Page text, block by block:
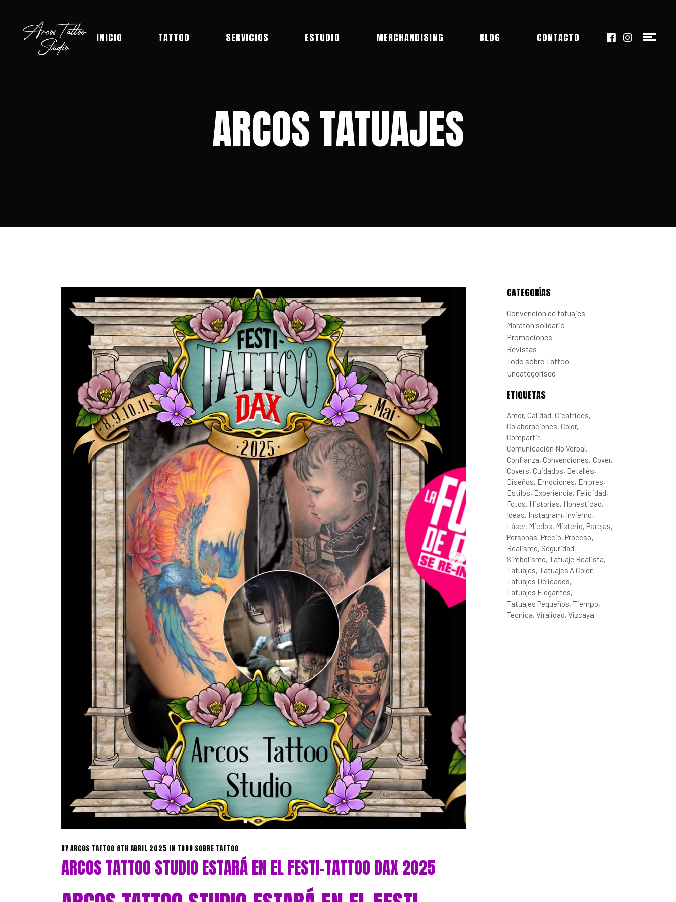
INICIO TATTOO SERVICIOS ESTUDIO MERCHANDISING BLOG CONTACTO
ARCOS TATUAJES
BYARCOS TATTOO 8TH ABRIL 2025 IN TODO SOBRE TATTOO
ARCOS TATTOO STUDIO ESTARÁ EN EL FESTI-TATTOO DAX 2025
CATEGORÍAS
Convención de tatuajes
Maratón solidario
Promociones
Revistas
Todo sobre Tattoo
Uncategorised
ETIQUETAS
Amor Calidad Cicatrices
Colaboraciones Color
Compartir
Comunicación No Verbal
Confianza Convenciones Cover
Covers Cuidados Detalles
Diseños Emociones Errores
Estilos Experiencia Felicidad
Fotos Historias Honestidad
Ideas Instagram Invierno
Láser Miedos Misterio Parejas
Personas Precio Proceso
Realismo Seguridad
Simbolismo Tatuaje Realista
Tatuajes Tatuajes A Color
Tatuajes Delicados
Tatuajes Elegantes
Tatuajes Pequeños Tiempo
Técnica Viralidad Vizcaya